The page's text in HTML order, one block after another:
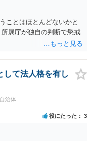
ことはほとんどないかと
属庁が独自の判断で懲戒
して法人格を有し
治体
役にたった 3